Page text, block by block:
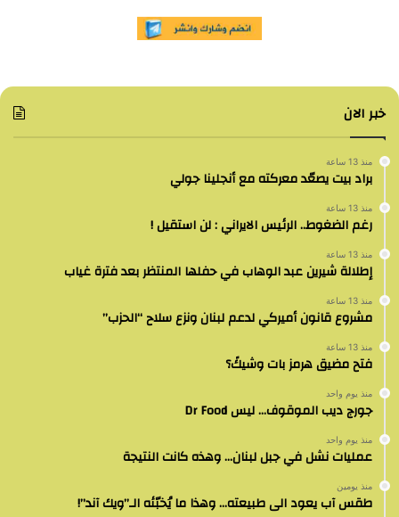
خبر الان
منذ 13 ساعة
براد بيت يصعّد معركته مع أنجلينا جولي
منذ 13 ساعة
رغم الضغوط.. الرئيس الايراني : لن استقيل !
منذ 13 ساعة
إطلالة شيرين عبد الوهاب في حفلها المنتظر بعد فترة غياب
منذ 13 ساعة
مشروع قانون أميركي لدعم لبنان ونزع سلاح “الحزب”
منذ 13 ساعة
فتح مضيق هرمز بات وشيكً؟
منذ يوم واحد
جورج ديب الموقوف… ليس Dr Food
منذ يوم واحد
عمليات نشل في جبل لبنان… وهذه كانت النتيجة
منذ يومين
طقس آب يعود الى طبيعته… وهذا ما يُخبّئه الـ”ويك آند”!